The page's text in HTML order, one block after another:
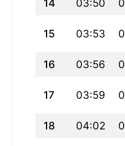
14 03:50
15 03:53
16 03:56
17 03:59
18 04:02